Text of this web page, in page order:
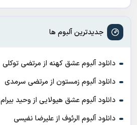
جدیدترین آلبوم ها
دانلود آلبوم عشق کهنه از مرتضی توکلی
دانلود آلبوم زمستون از مرتضی سرمدی
دانلود آلبوم عشق هیولایی از وحید بیرام
دانلود آلبوم الرئوف از علیرضا نفیسی